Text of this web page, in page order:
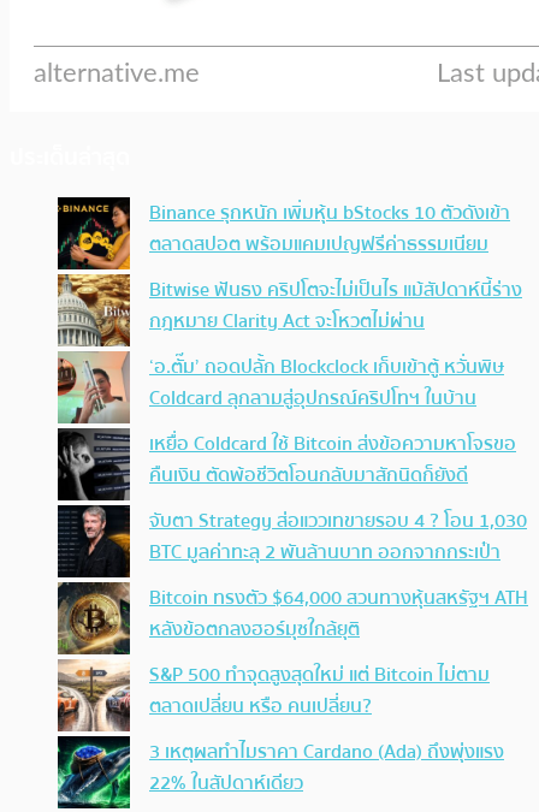
Binance รุกหนัก เพิ่มหุ้น bStocks 10 ตัวดังเข้า
ตลาดสปอต พร้อมแคมเปญฟรีค่าธรรมเนียม
Bitwise ฟันธง คริปโตจะไม่เป็นไร แม้สัปดาห์นี้ร่าง
กฎหมาย Clarity Act จะโหวตไม่ผ่าน
‘อ.ตั๊ม’ ถอดปลั้ก Blockclock เก็บเข้าตู้ หวั่นพิษ
Coldcard ลุกลามสู่อุปกรณ์คริปโทฯ ในบ้าน
เหยื่อ Coldcard ใช้ Bitcoin ส่งข้อความหาโจรขอ
คืนเงิน ตัดพ้อชีวิตโอนกลับมาสักนิดก็ยังดี
จับตา Strategy ส่อแววเทขายรอบ 4 ? โอน 1,030
BTC มูลค่าทะลุ 2 พันล้านบาท ออกจากกระเป๋า
Bitcoin ทรงตัว $64,000 สวนทางหุ้นสหรัฐฯ ATH
หลังข้อตกลงฮอร์มุซใกล้ยุติ
S&P 500 ทำจุดสูงสุดใหม่ แต่ Bitcoin ไม่ตาม
ตลาดเปลี่ยน หรือ คนเปลี่ยน?
3 เหตุผลทำไมราคา Cardano (Ada) ถึงพุ่งแรง
22% ในสัปดาห์เดียว